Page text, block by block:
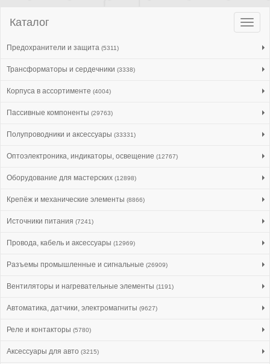
Каталог
Предохранители и защита (5311)
Трансформаторы и сердечники (3338)
Корпуса в ассортименте (4004)
Пассивные компоненты (29763)
Полупроводники и аксессуары (33331)
Оптоэлектроника, индикаторы, освещение (12767)
Оборудование для мастерских (12898)
Крепёж и механические элементы (8866)
Источники питания (7241)
Провода, кабель и аксессуары (12969)
Разъемы промышленные и сигнальные (26909)
Вентиляторы и нагревательные элементы (1191)
Автоматика, датчики, электромагниты (9627)
Реле и контакторы (5780)
Аксессуары для авто (3215)